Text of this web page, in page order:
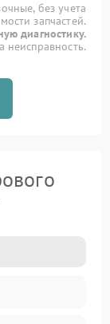
без учета
запчастей.
диагностику.